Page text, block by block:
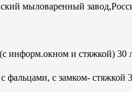
мыловаренный
информ.окном и стяжкой) 30
фальцами, с замком-